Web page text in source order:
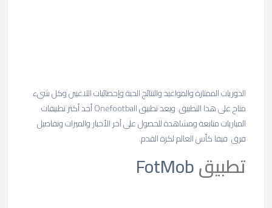
الدوريات الممتازة والمواعيد والنتائج الحية وإحصائيات اللاعبين وكل شيء
متاح على هذا التطبيق. ويعد تطبيق Onefootball أحد أكثر تطبيقات
المباريات متابعة ومشاهدة للحصول على آخر الأخبار والميزات وتفاصيل
فرق فيفا كأس العالم لكرة القدم.
تطبيقFotMob